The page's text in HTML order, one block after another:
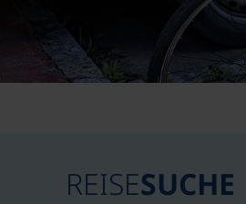
REISESUCHE